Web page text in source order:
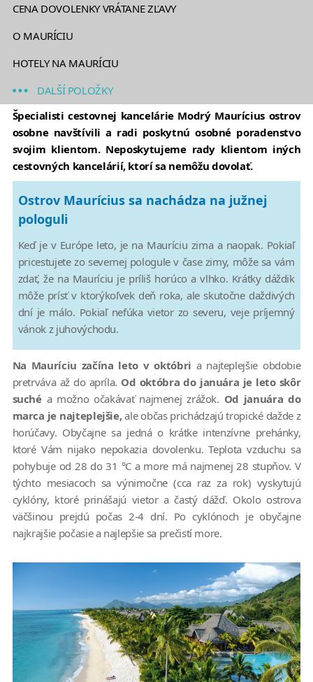
CENA DOVOLENKY VRÁTANE ZĽAVY
O MAURÍCIU
HOTELY NA MAURÍCIU
DALŠÍ POLOŽKY
Špecialisti cestovnej kancelárie Modrý Maurícius ostrov
osobne navštívili a radi poskytnú osobné poradenstvo
svojim klientom. Neposkytujeme rady klientom iných
cestovných kancelárií, ktorí sa nemôžu dovolať.
Ostrov Maurícius sa nachádza na južnej
pologuli
Keď je v Európe leto, je na Mauríciu zima a naopak. Pokiaľ
pricestujete zo severnej pologule v čase zimy, môže sa vám
zdať, že na Mauríciu je príliš horúco a vlhko. Krátky dáždik
môže prísť v ktorýkoľvek deň roka, ale skutočne daždivých
dní je málo. Pokiaľ nefúka vietor zo severu, veje príjemný
vánok z juhovýchodu.
Na Mauríciu začína leto v októbri a najteplejšie obdobie
pretrváva až do apríla. Od októbra do januára je leto skôr
suché a možno očakávať najmenej zrážok. Od januára do
marca je najteplejšie,ale občas prichádzajú tropické dažde z
horúčavy. Obyčajne sa jedná o krátke intenzívne prehánky,
ktoré Vám nijako nepokazia dovolenku. Teplota vzduchu sa
pohybuje od 28 do 31 °C a more má najmenej 28 stupňov. V
týchto mesiacoch sa výnimočne (cca raz za rok) vyskytujú
cyklóny, ktoré prinášajú vietor a častý dážď. Okolo ostrova
väčšinou prejdú počas 2-4 dní. Po cyklónoch je obyčajne
najkrajšie počasie a najlepšie sa prečistí more.